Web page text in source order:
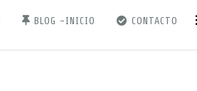
BLOG -INICIO CONTACTO